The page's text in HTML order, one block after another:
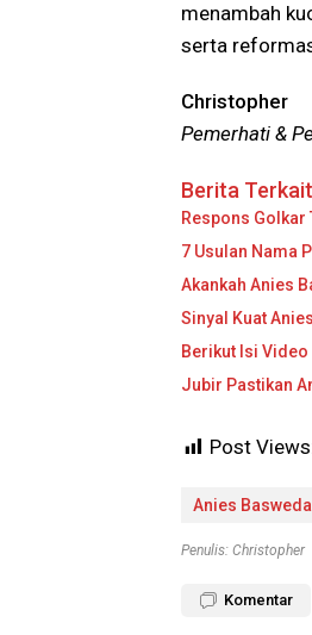
menambah
serta
Christopher
Pemerhati &
Berita Terkait
Respons Golkar
7 Usulan Nama
Akankah Anies
Sinyal Kuat
Berikut Isi
Jubir Pastikan
Post
Anies
Penulis: Christopher
Komentar